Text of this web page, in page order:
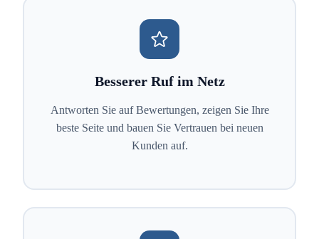
Besserer Ruf im Netz
Antworten Sie auf Bewertungen, zeigen Sie Ihre
beste Seite und bauen Sie Vertrauen bei neuen
Kunden auf.